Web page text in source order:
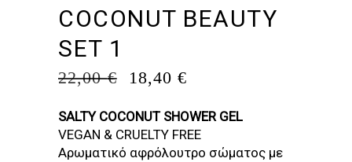
COCONUT BEAUTY
SET 1
22,00€
ORIGINAL
WAS:
22,00 €.
18,40€
ΤΙΜΉ
ΕΊΝΑΙ:
18,40 €.
SALTY COCONUT SHOWER GEL
VEGAN & CRUELTY FREE
Αρωματικό αφρόλουτρο σώματος με